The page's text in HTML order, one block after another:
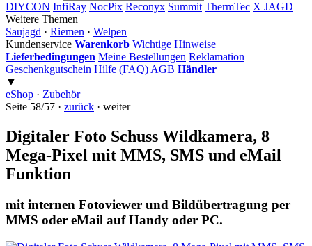
DIYCON InfiRay NocPix Reconyx Summit ThermTec X JAGD
Weitere Themen
Saujagd · Riemen · Welpen
Kundenservice Warenkorb Wichtige Hinweise
Lieferbedingungen Meine Bestellungen Reklamation
Geschenkgutschein Hilfe (FAQ) AGB Händler
▼
eShop · Zubehör
Seite 58/57 · zurück · weiter
Digitaler Foto Schuss Wildkamera, 8
Mega-Pixel mit MMS, SMS und eMail
Funktion
mit internen Fotoviewer und Bildübertragung per
MMS oder eMail auf Handy oder PC.